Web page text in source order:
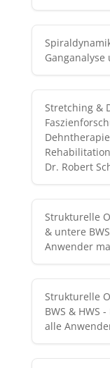
Stretching &
Dr. Robert
Strukturelle
& untere
Anwender
Strukturelle
BWS & HWS
alle